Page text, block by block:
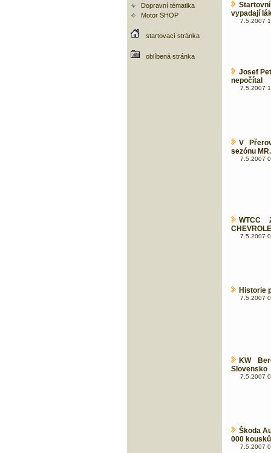
Dopravní tématika
Motor SHOP
startovací stránka
oblíbená stránka
vypadají
7.5.2007
Josef
nepočítal
7.5.2007
V
sezónu MR.
7.5.2007
7.5.2007
Historie
7.5.2007
KW
Slovensko
7.5.2007
Škoda
000
7.5.2007